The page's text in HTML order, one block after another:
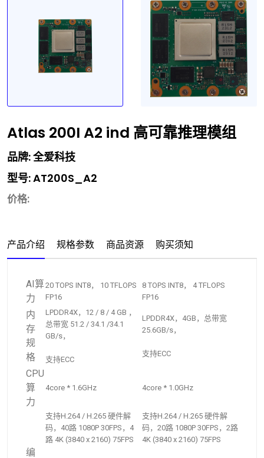
Atlas 200I A2 ind 高可靠推理模组
品牌: 全爱科技
型号: AT200S_A2
价格:
产品介绍 规格参数 商品资源 购买须知
AI算
力
20 TOPS INT8， 10 TFLOPS
FP16
8 TOPS INT8， 4 TFLOPS
FP16
内
存
规
格
LPDDR4X，12 / 8 / 4 GB ，
总带宽 51.2 / 34.1 /34.1
GB/s，
支持ECC
LPDDR4X，4GB，总带宽
25.6GB/s，
支持ECC
CPU
算
力
4core * 1.6GHz 4core * 1.0GHz
编
支持H.264 / H.265 硬件解
码，40路 1080P 30FPS，4
路 4K (3840 x 2160) 75FPS
支持H.264 / H.265 硬件解
码，20路 1080P 30FPS，2路
4K (3840 x 2160) 75FPS